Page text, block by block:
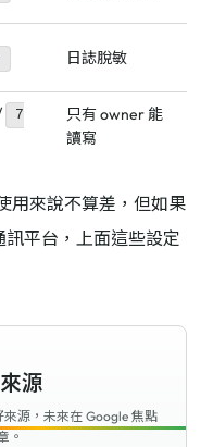
日誌脫敏
7
只有 owner 能
讀寫
用來說不算差，但如果
平台，上面這些設定
源
源，未來在 Google 焦點
。